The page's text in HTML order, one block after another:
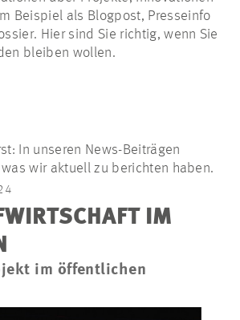
KONTAKT
Beispiel als Blogpost, Presseinfo
Hier sind Sie richtig, wenn Sie
bleiben wollen.
In unseren News-Beiträgen
wir aktuell zu berichten haben.
IM
im öffentlichen